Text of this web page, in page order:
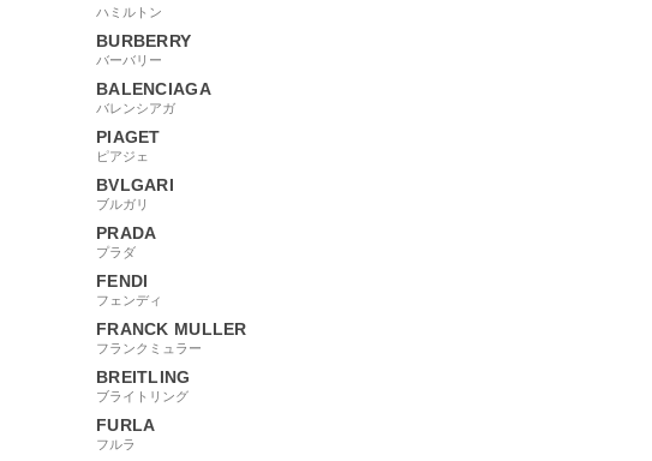
ハミルトン
BURBERRY
バーバリー
BALENCIAGA
バレンシアガ
PIAGET
ピアジェ
BVLGARI
ブルガリ
PRADA
プラダ
FENDI
フェンディ
FRANCK MULLER
フランクミュラー
BREITLING
ブライトリング
FURLA
フルラ